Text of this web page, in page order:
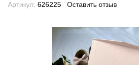
Артикул: 626225 Оставить отзыв